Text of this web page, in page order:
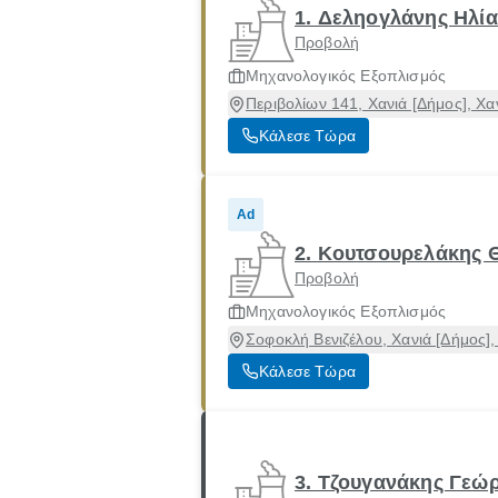
1. Δεληογλάνης
Προβολή
Μηχανολογικός Εξοπλισμός
Περιβολίων 141, Χανιά [Δήμος],
Κάλεσε Τώρα
Ad
2. Κουτσουρελάκης
Προβολή
Μηχανολογικός Εξοπλισμός
Σοφοκλή Βενιζέλου, Χανιά [Δήμος],
Κάλεσε Τώρα
3. Τζουγανάκης